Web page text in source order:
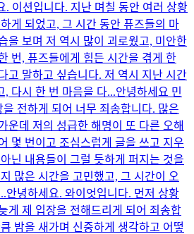
. 이션입니다. 지난 며칠 동안 여러 상황
게 되었고, 그 시간 동안 퓨즈들의 마
을 보며 저 역시 많이 괴로웠고, 미안한
번, 퓨즈들에게 힘든 시간을 겪게 한
고 말하고 싶습니다. 저 역시 지난 시간
, 다시 한 번 마음을 다...안녕하세요 민
전하게 되어 너무 죄송합니다. 많은
운데 저의 성급한 해명이 또 다른 오해
몇 번이고 조심스럽게 글을 쓰고 지우
닌 내용들이 그럴 듯하게 퍼지는 것을
많은 시간을 고민했고, 그 시간이 오
안녕하세요. 와이엇입니다. 먼저 상황
게 제 입장을 전해드리게 되어 죄송합
밤을 새가며 신중하게 생각하고 어떻